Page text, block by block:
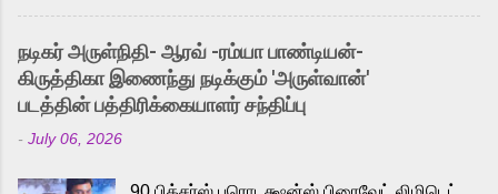
and offered audiences an exciting glimpse
into the world of Eternia, the recently
released Tamil trailer has also generated
strong excitement among Tamil audiences.
Adding to the growing buzz is the film’s
நடிகர் அருள்நிதி- ஆரவ் -ரம்யா பாண்டியன்-
கிருத்திகா இணைந்து நடிக்கும் 'அருள்வான்'
படத்தின் பத்திரிக்கையாளர் சந்திப்பு
- July 06, 2026